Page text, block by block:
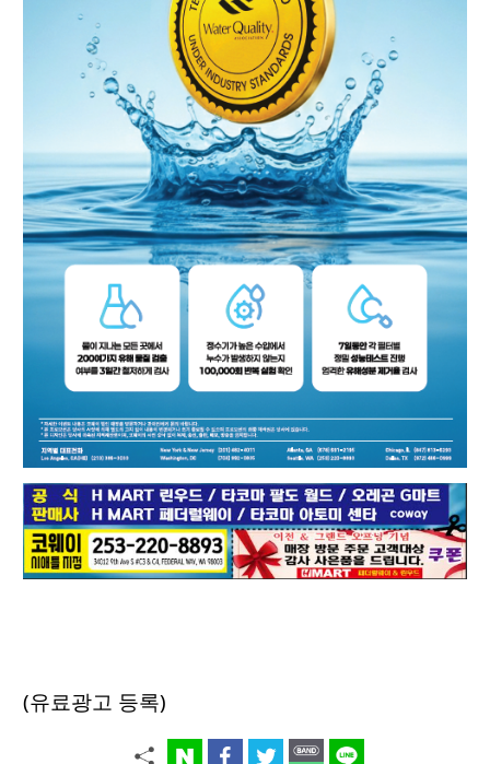
(유료광고 등록)